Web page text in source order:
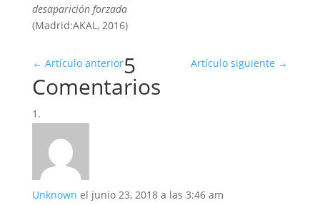
desaparición forzada
(Madrid:AKAL, 2016)
← Artículo anterior Artículo siguiente →
5
Comentarios
Unknown el junio 23, 2018 a las 3:46 am